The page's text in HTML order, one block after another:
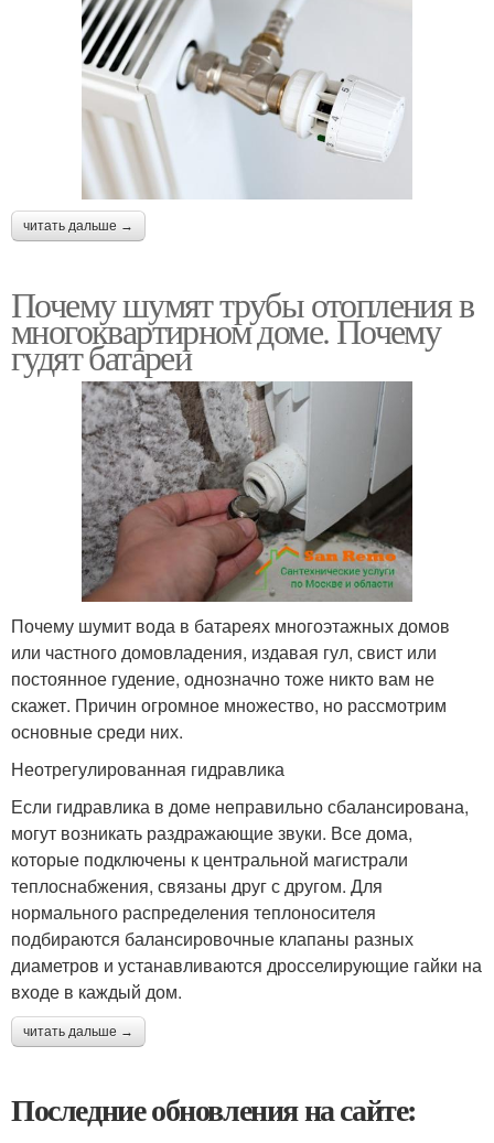
читать дальше →
Почему шумят трубы отопления в
многоквартирном доме. Почему
гудят батареи
Почему шумит вода в батареях многоэтажных домов
или частного домовладения, издавая гул, свист или
постоянное гудение, однозначно тоже никто вам не
скажет. Причин огромное множество, но рассмотрим
основные среди них.
Неотрегулированная гидравлика
Если гидравлика в доме неправильно сбалансирована,
могут возникать раздражающие звуки. Все дома,
которые подключены к центральной магистрали
теплоснабжения, связаны друг с другом. Для
нормального распределения теплоносителя
подбираются балансировочные клапаны разных
диаметров и устанавливаются дросселирующие гайки на
входе в каждый дом.
читать дальше →
Последние обновления на сайте: